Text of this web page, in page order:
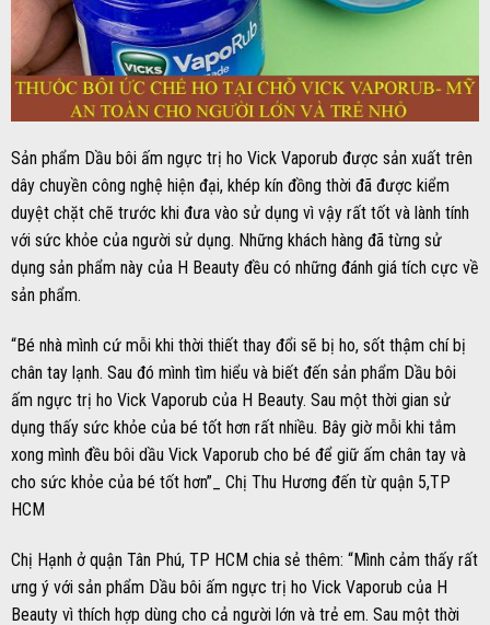
Sản phẩm Dầu bôi ấm ngực trị ho Vick Vaporub được sản xuất trên
dây chuyền công nghệ hiện đại, khép kín đồng thời đã được kiểm
duyệt chặt chẽ trước khi đưa vào sử dụng vì vậy rất tốt và lành tính
với sức khỏe của người sử dụng. Những khách hàng đã từng sử
dụng sản phẩm này của H Beauty đều có những đánh giá tích cực về
sản phẩm.
“Bé nhà mình cứ mỗi khi thời thiết thay đổi sẽ bị ho, sốt thậm chí bị
chân tay lạnh. Sau đó mình tìm hiểu và biết đến sản phẩm Dầu bôi
ấm ngực trị ho Vick Vaporub của H Beauty. Sau một thời gian sử
dụng thấy sức khỏe của bé tốt hơn rất nhiều. Bây giờ mỗi khi tắm
xong mình đều bôi dầu Vick Vaporub cho bé để giữ ấm chân tay và
cho sức khỏe của bé tốt hơn”_ Chị Thu Hương đến từ quận 5,TP
HCM
Chị Hạnh ở quận Tân Phú, TP HCM chia sẻ thêm: “Mình cảm thấy rất
ưng ý với sản phẩm Dầu bôi ấm ngực trị ho Vick Vaporub của H
Beauty vì thích hợp dùng cho cả người lớn và trẻ em. Sau một thời